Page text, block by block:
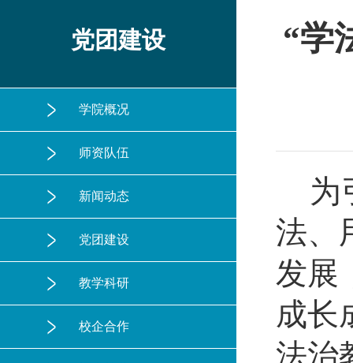
党团建设
学院概况
师资队伍
新闻动态
党团建设
教学科研
校企合作
“学
为
法、
发展
成长
法治